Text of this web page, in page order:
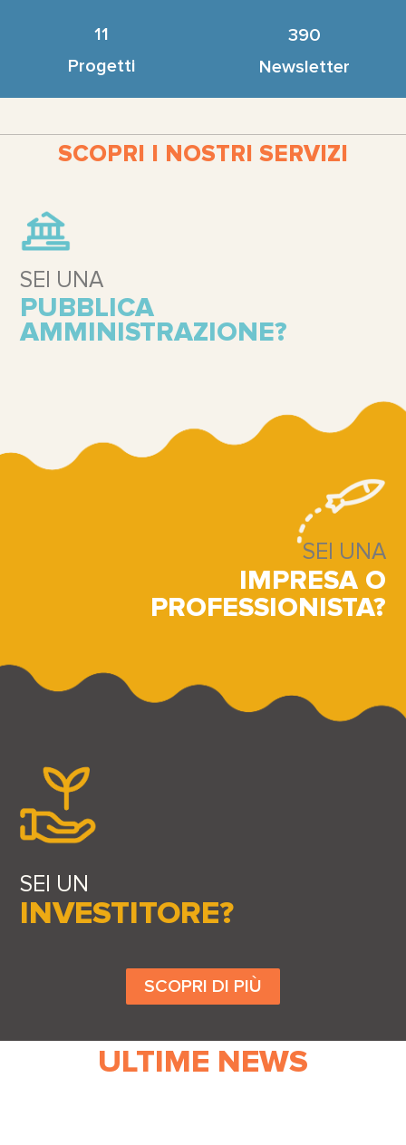
11
Progetti
390
Newsletter
SCOPRI I NOSTRI SERVIZI
SEI UNA
PUBBLICA
AMMINISTRAZIONE?
SEI UNA
IMPRESA O
PROFESSIONISTA?
SEI UN
INVESTITORE?
SCOPRI DI PIÙ
ULTIME NEWS